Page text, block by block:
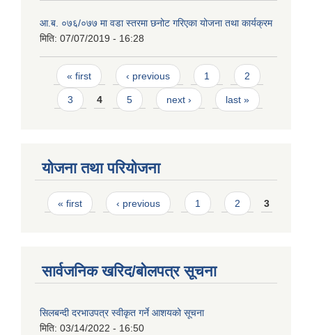
आ.ब. ०७६/०७७ मा वडा स्तरमा छनोट गरिएका योजना तथा कार्यक्रम
मिति: 07/07/2019 - 16:28
Pages
« first ‹ previous 1 2
3 4 5 next › last »
योजना तथा परियोजना
Pages
« first ‹ previous 1 2 3
सार्वजनिक खरिद/बोलपत्र सूचना
सिलबन्दी दरभाउपत्र स्वीकृत गर्ने आशयको सूचना
मिति: 03/14/2022 - 16:50